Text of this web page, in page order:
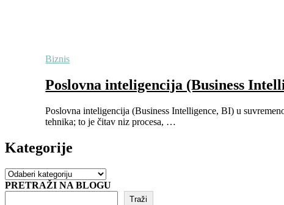
Biznis
Poslovna inteligencija (Business
Poslovna inteligencija (Business Intelligence, BI) u
tehnika; to je čitav niz procesa, …
Kategorije
Kategorije
PRETRAŽI NA BLOGU
Traži